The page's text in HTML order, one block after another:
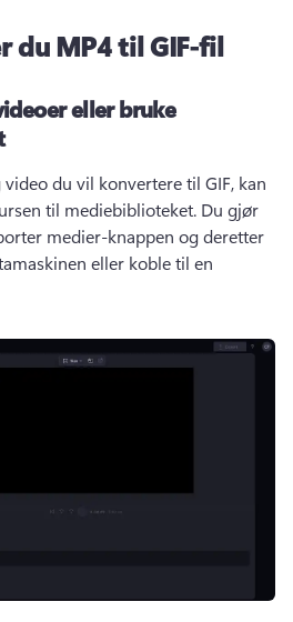
du MP4 til GIF-fil
eller bruke
du vil konvertere til GIF, kan
til mediebiblioteket. Du gjør
medier-knappen og deretter
eller koble til en